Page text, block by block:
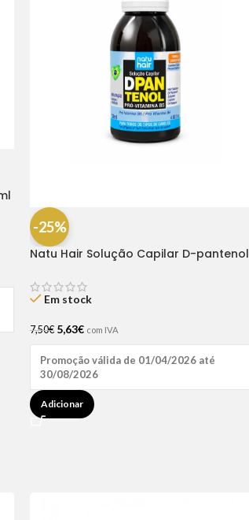
-25%
Natu Hair Solução Capilar D-pantenol
Em stock
7,50€ 5,63€ com IVA
Promoção válida de 01/04/2026 até
30/08/2026
Adicionar